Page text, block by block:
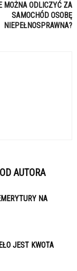
MOŻNA ODLICZYĆ ZA
SAMOCHÓD OSOBĘ
NIEPEŁNOSPRAWNA?
AUTORA
NA
JEST KWOTA